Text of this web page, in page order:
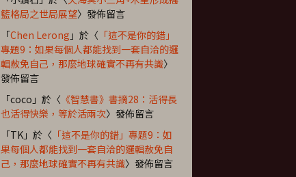
籃格局之世局展望〉發佈留言
「Chen Lerong 」於〈 「這不是你的錯」
專題9：如果每個人都能找到一套自洽的邏
輯赦免自己，那麼地球確實不再有共識〉
發佈留言
「coco 」於〈 《智慧書》書摘28：活得長
也活得快樂，等於活兩次〉發佈留言
「TK 」於〈 「這不是你的錯」專題9：如
果每個人都能找到一套自洽的邏輯赦免自
己，那麼地球確實不再有共識〉發佈留言